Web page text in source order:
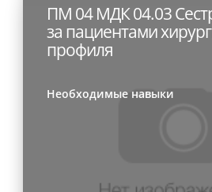
ПМ 04 МДК 04.03
за пациентами
профиля
Необходимые навыки